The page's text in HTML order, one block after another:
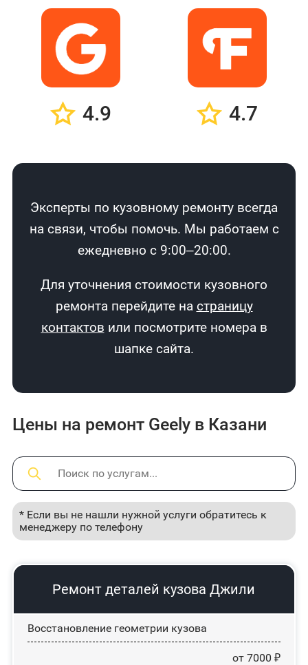
4.9 4.7
Эксперты по кузовному ремонту всегда
на связи, чтобы помочь. Мы работаем с
ежедневно с 9:00–20:00.
Для уточнения стоимости кузовного
ремонта перейдите на страницу
контактов или посмотрите номера в
шапке сайта.
Цены на ремонт Geely в Казани
* Если вы не нашли нужной услуги обратитесь к
менеджеру по телефону
Ремонт деталей кузова Джили
Восстановление геометрии кузова
от 7000 ₽